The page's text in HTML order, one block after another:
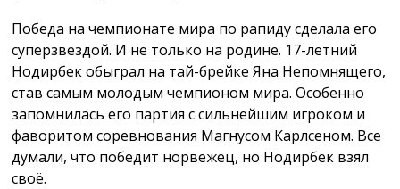
Победа на чемпионате мира по рапиду сделала его
суперзвездой. И не только на родине. 17-летний
Нодирбек обыграл на тай-брейке Яна Непомнящего,
став самым молодым чемпионом мира. Особенно
запомнилась его партия с сильнейшим игроком и
фаворитом соревнования Магнусом Карлсеном. Все
думали, что победит норвежец, но Нодирбек взял
своё.